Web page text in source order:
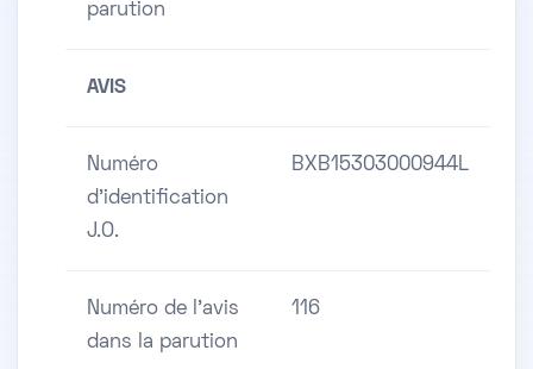
parution
AVIS
Numéro
d'identification
J.O.
BXB15303000944L
Numéro de l'avis
dans la parution
116